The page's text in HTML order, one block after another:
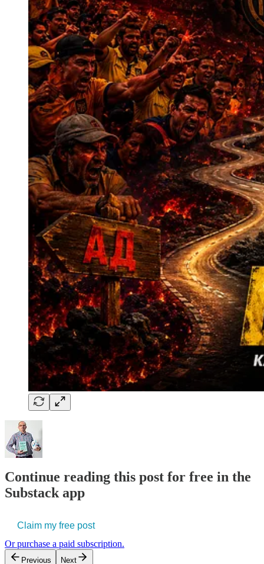
Continue reading this post for free in the
Substack app
Claim my free post
Or purchase a paid subscription.
Previous Next